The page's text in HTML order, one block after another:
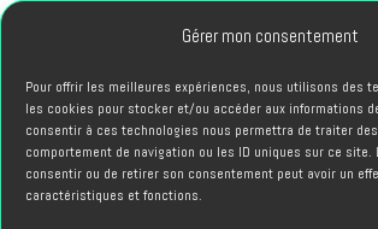
Gérer mon consentement
Pour offrir les meilleures expériences, nous utilisons des
les cookies pour stocker et/ou accéder aux informations
consentir à ces technologies nous permettra de traiter
comportement de navigation ou les ID uniques sur ce site.
consentir ou de retirer son consentement peut avoir un
caractéristiques et fonctions.
LE BLOG